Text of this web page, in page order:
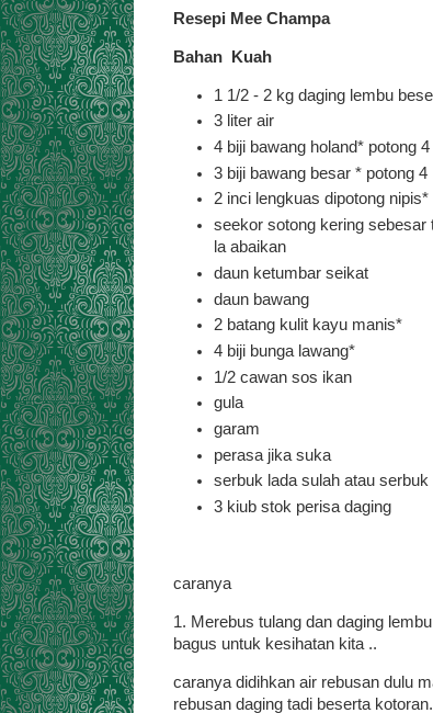
Resepi Mee Champa
Bahan Kuah
1 1/2 - 2 kg daging lembu
3 liter air
4 biji bawang holand* potong 4
3 biji bawang besar * potong 4
2 inci lengkuas dipotong nipis*
seekor sotong kering sebesar
la abaikan
daun ketumbar seikat
daun bawang
2 batang kulit kayu manis*
4 biji bunga lawang*
1/2 cawan sos ikan
gula
garam
perasa jika suka
serbuk lada sulah atau serbuk
3 kiub stok perisa daging
caranya
1. Merebus tulang dan daging
bagus untuk kesihatan kita ..
caranya didihkan air rebusan dulu
rebusan daging tadi beserta